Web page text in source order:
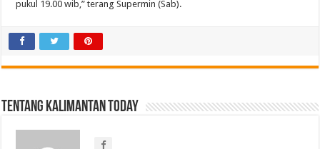
pukul 19.00 wib,” terang Supermin (Sab).
Tentang Kalimantan Today